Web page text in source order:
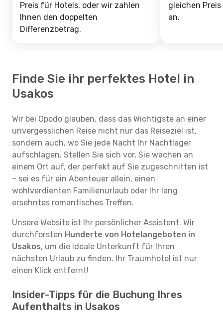
Preis für Hotels, oder wir zahlen
Ihnen den doppelten
Differenzbetrag.
gleichen
an.
Finde Sie ihr perfektes Hotel in
Usakos
Wir bei Opodo glauben, dass das Wichtigste an einer
unvergesslichen Reise nicht nur das Reiseziel ist,
sondern auch, wo Sie jede Nacht Ihr Nachtlager
aufschlagen. Stellen Sie sich vor, Sie wachen an
einem Ort auf, der perfekt auf Sie zugeschnitten ist
– sei es für ein Abenteuer allein, einen
wohlverdienten Familienurlaub oder Ihr lang
ersehntes romantisches Treffen.
Unsere Website ist Ihr persönlicher Assistent. Wir
durchforsten Hunderte von Hotelangeboten in
Usakos, um die ideale Unterkunft für Ihren
nächsten Urlaub zu finden. Ihr Traumhotel ist nur
einen Klick entfernt!
Insider-Tipps für die Buchung Ihres
Aufenthalts in Usakos